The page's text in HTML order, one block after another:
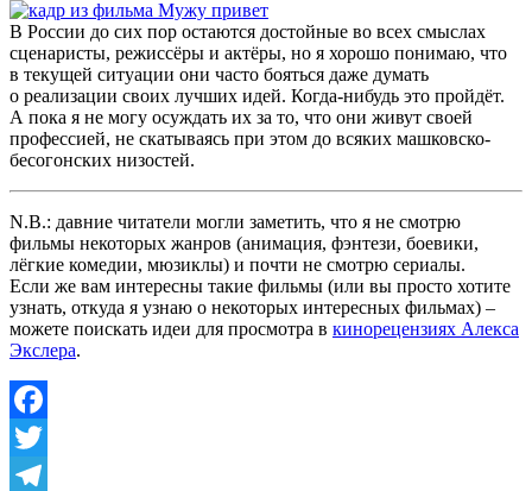
В России до сих пор остаются достойные во всех смыслах
сценаристы, режиссёры и актёры, но я хорошо понимаю, что
в текущей ситуации они часто бояться даже думать
о реализации своих лучших идей. Когда-нибудь это пройдёт.
А пока я не могу осуждать их за то, что они живут своей
профессией, не скатываясь при этом до всяких машковско-
бесогонских низостей.
N.B.: давние читатели могли заметить, что я не смотрю
фильмы некоторых жанров (анимация, фэнтези, боевики,
лёгкие комедии, мюзиклы) и почти не смотрю сериалы.
Если же вам интересны такие фильмы (или вы просто хотите
узнать, откуда я узнаю о некоторых интересных фильмах) –
можете поискать идеи для просмотра в кинорецензиях Алекса
Экслера.
Facebook
Twitter